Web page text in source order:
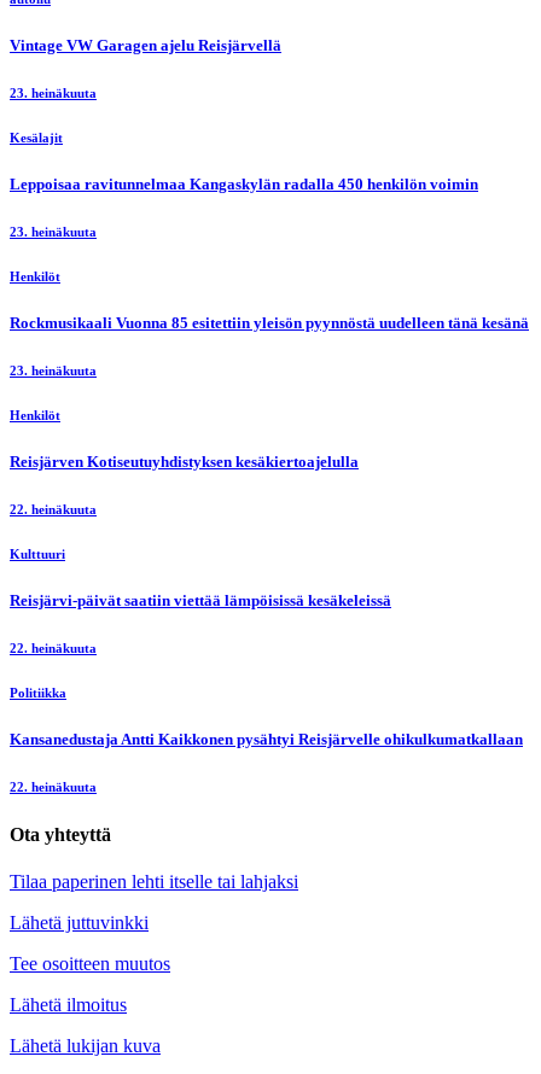
Vintage VW Garagen ajelu Reisjärvellä
23. heinäkuuta
Kesälajit
Leppoisaa ravitunnelmaa Kangaskylän radalla 450 henkilön voimin
23. heinäkuuta
Henkilöt
Rockmusikaali Vuonna 85 esitettiin yleisön pyynnöstä uudelleen tänä kesänä
23. heinäkuuta
Henkilöt
Reisjärven Kotiseutuyhdistyksen kesäkiertoajelulla
22. heinäkuuta
Kulttuuri
Reisjärvi-päivät saatiin viettää lämpöisissä kesäkeleissä
22. heinäkuuta
Politiikka
Kansanedustaja Antti Kaikkonen pysähtyi Reisjärvelle ohikulkumatkallaan
22. heinäkuuta
Ota yhteyttä
Tilaa paperinen lehti itselle tai lahjaksi
Lähetä juttuvinkki
Tee osoitteen muutos
Lähetä ilmoitus
Lähetä lukijan kuva